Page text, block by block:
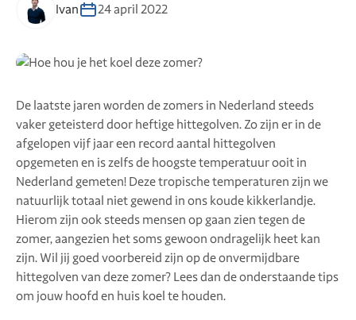
Ivan 24 april 2022
De laatste jaren worden de zomers in Nederland steeds
vaker geteisterd door heftige hittegolven. Zo zijn er in de
afgelopen vijf jaar een record aantal hittegolven
opgemeten en is zelfs de hoogste temperatuur ooit in
Nederland gemeten! Deze tropische temperaturen zijn we
natuurlijk totaal niet gewend in ons koude kikkerlandje.
Hierom zijn ook steeds mensen op gaan zien tegen de
zomer, aangezien het soms gewoon ondragelijk heet kan
zijn. Wil jij goed voorbereid zijn op de onvermijdbare
hittegolven van deze zomer? Lees dan de onderstaande tips
om jouw hoofd en huis koel te houden.